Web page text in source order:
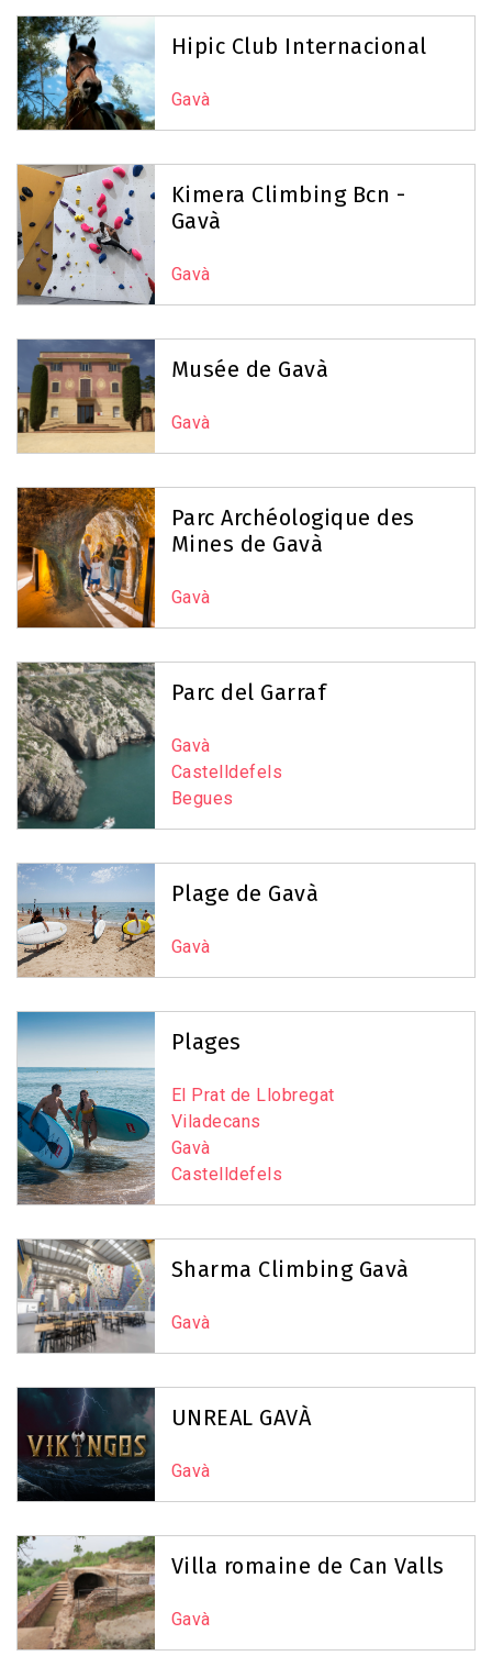
Hipic Club Internacional
Gavà
Kimera Climbing Bcn -
Gavà
Gavà
Musée de Gavà
Gavà
Parc Archéologique des
Mines de Gavà
Gavà
Parc del Garraf
Gavà
Castelldefels
Begues
Plage de Gavà
Gavà
Plages
El Prat de Llobregat
Viladecans
Gavà
Castelldefels
Sharma Climbing Gavà
Gavà
UNREAL GAVÀ
Gavà
Villa romaine de Can Valls
Gavà